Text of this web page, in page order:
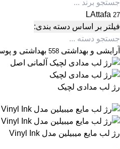
LAttafa 27
فیلتر بر اساس دسته بندی:
آرایشی و بهداشتی 558 بهداشتی و
رژ لب مدادی لچیک
رژ لب مایع میبیلین مدل Vinyl Ink